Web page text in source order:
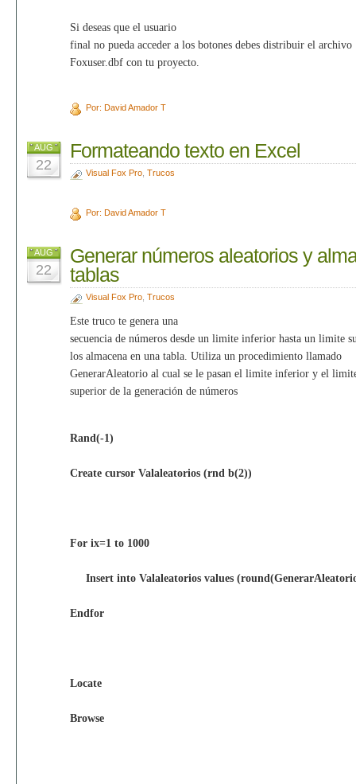
Si deseas que el usuario
final no pueda acceder a los botones debes distribuir el archivo
Foxuser.dbf con tu proyecto.
Por: David Amador T
AUG
22
Formateando texto en Excel
Visual Fox Pro, Trucos
Por: David Amador T
AUG
22
Generar números aleatorios y
tablas
Visual Fox Pro, Trucos
Este truco te genera una
secuencia de números desde un limite inferior hasta un limite
los almacena en una tabla. Utiliza un procedimiento llamado
GenerarAleatorio al cual se le pasan el limite inferior y el
superior de la generación de números
Rand(-1)
Create cursor Valaleatorios (rnd b(2))
For ix=1 to 1000
Insert into Valaleatorios values
Endfor
Locate
Browse